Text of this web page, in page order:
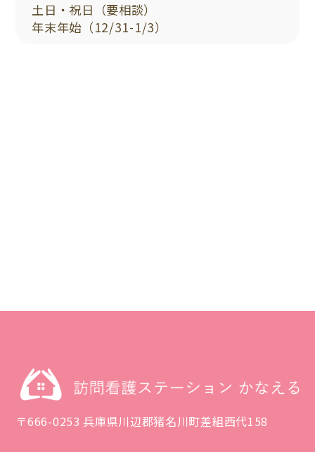
土日・祝日（要相談）
年末年始（12/31-1/3）
〒666-0253 兵庫県川辺郡猪名川町差組西代158